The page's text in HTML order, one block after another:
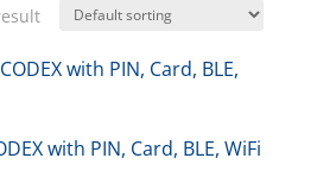
with PIN, Card, BLE, WiFi